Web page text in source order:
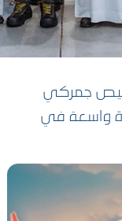
جمركي
واسعة في